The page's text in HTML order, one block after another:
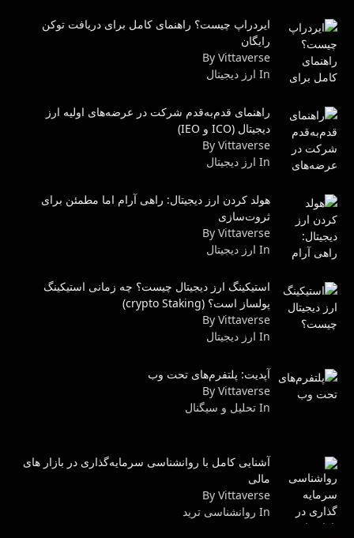
ایردراپ چیست؟ راهنمای کامل برای دریافت توکن
رایگان
By Vittaverse
In ارز دیجیتال
راهنمای قدم‌به‌قدم شرکت در عرضه‌های اولیه ارز
دیجیتال (ICO و IEO)
By Vittaverse
In ارز دیجیتال
هولد کردن ارز دیجیتال: راهی آرام اما مطمئن برای
ثروت‌سازی
By Vittaverse
In ارز دیجیتال
استیکینگ ارز دیجیتال چیست؟ چه زمانی استیکینگ
پولساز است؟ (crypto Staking)
By Vittaverse
In ارز دیجیتال
آپدیت: پلتفرم‌های تحت وب
By Vittaverse
In تحلیل و سیگنال
آشنایی کامل با روانشناسی سرمایه‌گذاری در بازار های
مالی
By Vittaverse
In روانشناسى ترید